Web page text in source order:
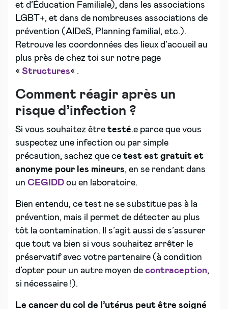
et d’Éducation Familiale), dans les associations
LGBT+, et dans de nombreuses associations de
prévention (AIDeS, Planning familial, etc.).
Retrouve les coordonnées des lieux d’accueil au
plus près de chez toi sur notre page
« Structures« .
Comment réagir après un
risque d’infection ?
Si vous souhaitez être testé.e parce que vous
suspectez une infection ou par simple
précaution, sachez que ce test est gratuit et
anonyme pour les mineurs, en se rendant dans
un CEGIDD ou en laboratoire.
Bien entendu, ce test ne se substitue pas à la
prévention, mais il permet de détecter au plus
tôt la contamination. Il s’agit aussi de s’assurer
que tout va bien si vous souhaitez arrêter le
préservatif avec votre partenaire (à condition
d’opter pour un autre moyen de contraception,
si nécessaire !).
Le cancer du col de l’utérus peut être soigné